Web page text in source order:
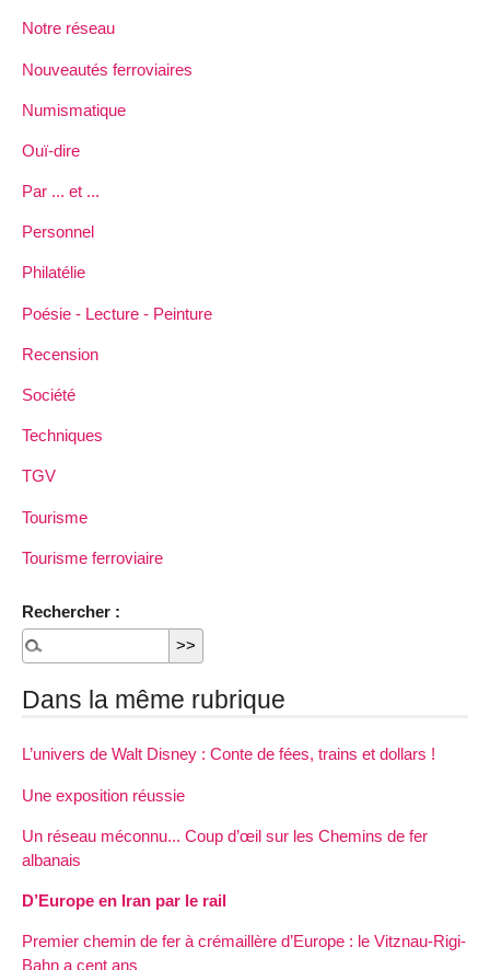
Notre réseau
Nouveautés ferroviaires
Numismatique
Ouï-dire
Par ... et ...
Personnel
Philatélie
Poésie - Lecture - Peinture
Recension
Société
Techniques
TGV
Tourisme
Tourisme ferroviaire
Rechercher :
Dans la même rubrique
L’univers de Walt Disney : Conte de fées, trains et dollars !
Une exposition réussie
Un réseau méconnu... Coup d’œil sur les Chemins de fer
albanais
D’Europe en Iran par le rail
Premier chemin de fer à crémaillère d’Europe : le Vitznau-Rigi-
Bahn a cent ans